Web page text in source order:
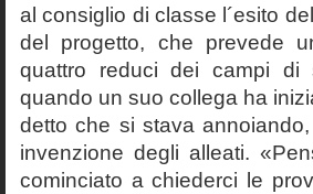
al consiglio di classe l´esito
del progetto, che prevede
quattro reduci dei campi di
quando un suo collega ha
detto che si stava
invenzione degli alleati.
cominciato a chiederci le